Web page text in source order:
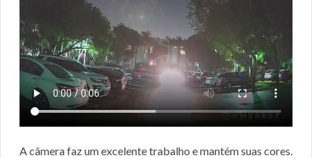
A câmera faz um excelente trabalho e mantém suas cores.